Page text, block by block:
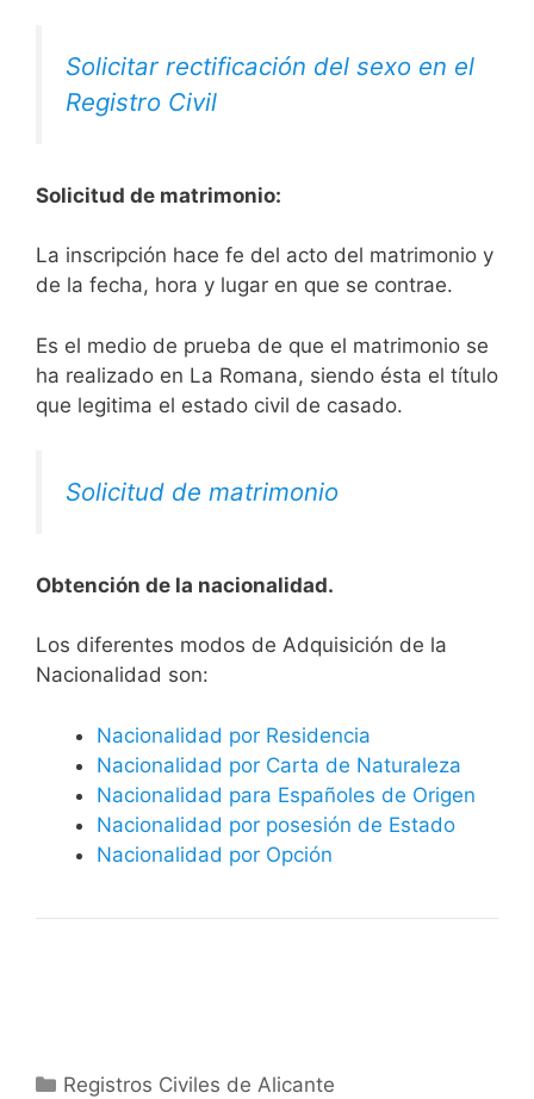
Solicitar rectificación del sexo en el
Registro Civil
Solicitud de matrimonio:
La inscripción hace fe del acto del matrimonio y
de la fecha, hora y lugar en que se contrae.
Es el medio de prueba de que el matrimonio se
ha realizado en La Romana, siendo ésta el título
que legitima el estado civil de casado.
Solicitud de matrimonio
Obtención de la nacionalidad.
​​​Los diferentes modos de Adquisición de la
Nacionalidad son:
Nacionalidad por Residencia
Nacionalidad por Carta de Naturaleza
Nacionalidad para Españoles de Origen
Nacionalidad por posesión de Estado
Nacionalidad por Opción
Categorías
Registros Civiles de Alicante